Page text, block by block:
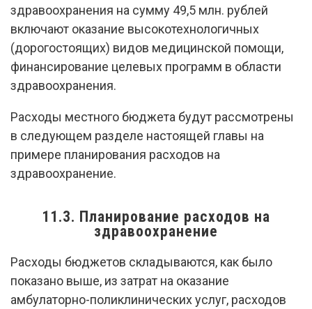
здравоохранения на сумму 49,5 млн. рублей
включают оказание высокотехнологичных
(дорогостоящих) видов медицинской помощи,
финансирование целевых программ в области
здравоохранения.
Расходы местного бюджета будут рассмотрены
в следующем разделе настоящей главы на
примере планирования расходов на
здравоохранение.
11.3. Планирование расходов на
здравоохранение
Расходы бюджетов складываются, как было
показано выше, из затрат на оказание
амбулаторно-поликлинических услуг, расходов